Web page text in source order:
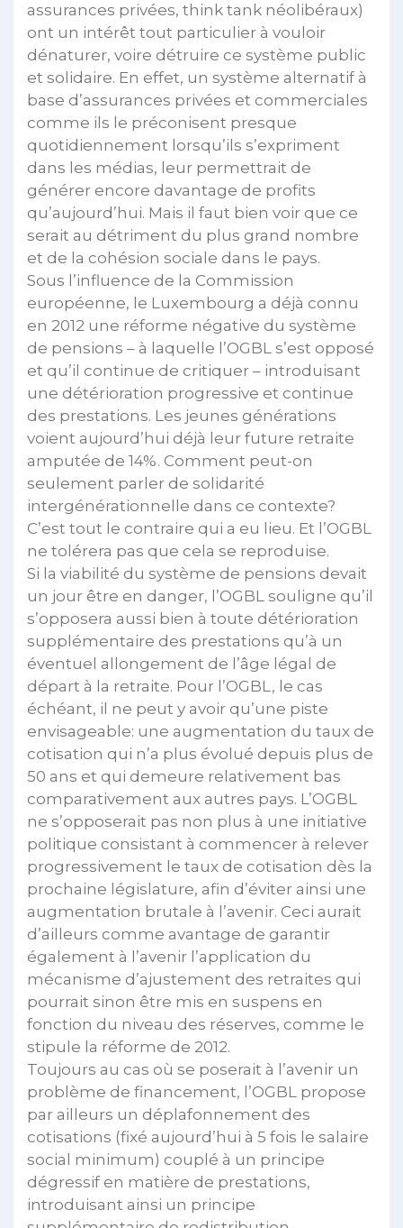
assurances privées, think tank néolibéraux)
ont un intérêt tout particulier à vouloir
dénaturer, voire détruire ce système public
et solidaire. En effet, un système alternatif à
base d’assurances privées et commerciales
comme ils le préconisent presque
quotidiennement lorsqu’ils s’expriment
dans les médias, leur permettrait de
générer encore davantage de profits
qu’aujourd’hui. Mais il faut bien voir que ce
serait au détriment du plus grand nombre
et de la cohésion sociale dans le pays.
Sous l’influence de la Commission
européenne, le Luxembourg a déjà connu
en 2012 une réforme négative du système
de pensions – à laquelle l’OGBL s’est opposé
et qu’il continue de critiquer – introduisant
une détérioration progressive et continue
des prestations. Les jeunes générations
voient aujourd’hui déjà leur future retraite
amputée de 14%. Comment peut-on
seulement parler de solidarité
intergénérationnelle dans ce contexte?
C’est tout le contraire qui a eu lieu. Et l’OGBL
ne tolérera pas que cela se reproduise.
Si la viabilité du système de pensions devait
un jour être en danger, l’OGBL souligne qu’il
s’opposera aussi bien à toute détérioration
supplémentaire des prestations qu’à un
éventuel allongement de l’âge légal de
départ à la retraite. Pour l’OGBL, le cas
échéant, il ne peut y avoir qu’une piste
envisageable: une augmentation du taux de
cotisation qui n’a plus évolué depuis plus de
50 ans et qui demeure relativement bas
comparativement aux autres pays. L’OGBL
ne s’opposerait pas non plus à une initiative
politique consistant à commencer à relever
progressivement le taux de cotisation dès la
prochaine législature, afin d’éviter ainsi une
augmentation brutale à l’avenir. Ceci aurait
d’ailleurs comme avantage de garantir
également à l’avenir l’application du
mécanisme d’ajustement des retraites qui
pourrait sinon être mis en suspens en
fonction du niveau des réserves, comme le
stipule la réforme de 2012.
Toujours au cas où se poserait à l’avenir un
problème de financement, l’OGBL propose
par ailleurs un déplafonnement des
cotisations (fixé aujourd’hui à 5 fois le salaire
social minimum) couplé à un principe
dégressif en matière de prestations,
introduisant ainsi un principe